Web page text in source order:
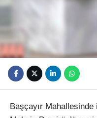
Başçayır